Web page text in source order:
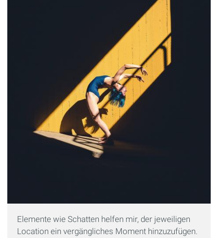
Elemente wie Schatten helfen mir, der jeweiligen
Location ein vergängliches Moment hinzuzufügen.